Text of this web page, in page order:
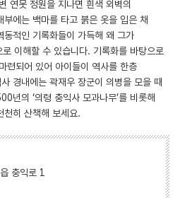
연못 정원을 지나면 흰색 외벽의
에는 백마를 타고 붉은 옷을 입은 채
적인 기록화들이 가득해 왜 그가
로 이해할 수 있습니다. 기록화를 바탕으로
련되어 있어 아이들이 역사를 한층
경내에는 곽재우 장군이 의병을 모을 때
년의 ‘의령 충익사 모과나무’를 비롯해
천히 산책해 보세요.
충익로 1